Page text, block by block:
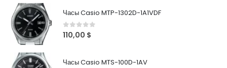
Часы Casio MTP-1302D-1A1VDF
0out of 5
110,00 $
Часы Casio MTS-100D-1AV